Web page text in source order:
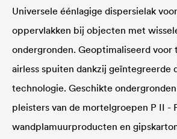
Universele éénlagige dispersielak
oppervlakken bij objecten met
ondergronden. Geoptimaliseerd voor
airless spuiten dankzij geïntegreerde
technologie. Geschikte
pleisters van de mortelgroepen P II -
wandplamuurproducten en